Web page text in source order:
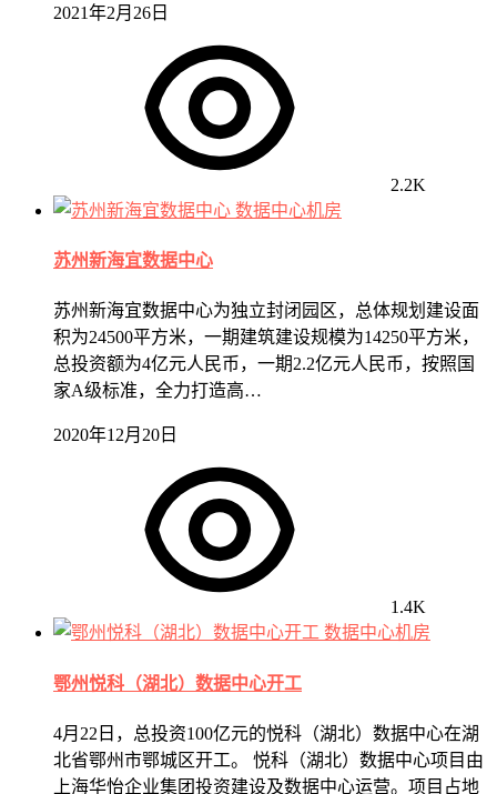
2021年2月26日
2.2K
数据中心机房
苏州新海宜数据中心
苏州新海宜数据中心为独立封闭园区，总体规划建设面
积为24500平方米，一期建筑建设规模为14250平方米，
总投资额为4亿元人民币，一期2.2亿元人民币，按照国
家A级标准，全力打造高…
2020年12月20日
1.4K
数据中心机房
鄂州悦科（湖北）数据中心开工
4月22日，总投资100亿元的悦科（湖北）数据中心在湖
北省鄂州市鄂城区开工。 悦科（湖北）数据中心项目由
上海华怡企业集团投资建设及数据中心运营。项目占地